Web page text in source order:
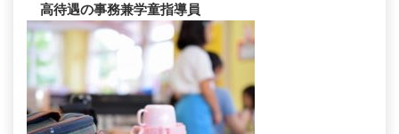
高待遇の事務兼学童指導員